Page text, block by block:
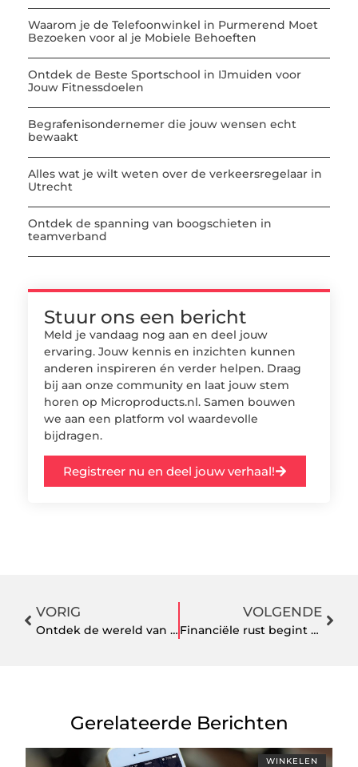
Waarom je de Telefoonwinkel in Purmerend Moet
Bezoeken voor al je Mobiele Behoeften
Ontdek de Beste Sportschool in IJmuiden voor
Jouw Fitnessdoelen
Begrafenisondernemer die jouw wensen echt
bewaakt
Alles wat je wilt weten over de verkeersregelaar in
Utrecht
Ontdek de spanning van boogschieten in
teamverband
Stuur ons een bericht
Meld je vandaag nog aan en deel jouw
ervaring. Jouw kennis en inzichten kunnen
anderen inspireren én verder helpen. Draag
bij aan onze community en laat jouw stem
horen op Microproducts.nl. Samen bouwen
we aan een platform vol waardevolle
bijdragen.
Registreer nu en deel jouw verhaal!
VORIG
Ontdek de wereld van speelgoed distributie
VOLGENDE
Financiële rust begint met de juiste keuze
Gerelateerde Berichten
WINKELEN